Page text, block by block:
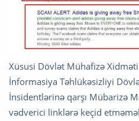
Xüsusi Dövlət Mühafizə
İnformasiya Təhlükəsizliyi
İnsidentlərinə qarşı Mübarizə
vədverici linklərə keçid